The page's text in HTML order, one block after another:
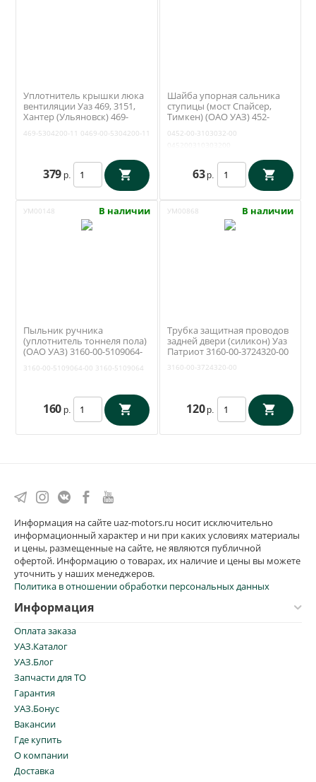
Уплотнитель крышки люка
вентиляции Уаз 469, 3151,
Хантер (Ульяновск) 469-
469-5304200-11 0469-00-5304200-11
379 р.
Шайба упорная сальника
ступицы (мост Спайсер,
Тимкен) (ОАО УАЗ) 452-
0452-00-3103032-00
63 р.
УМ00148 В наличии
Пыльник ручника
(уплотнитель тоннеля пола)
(ОАО УАЗ) 3160-00-5109064-
3160-00-5109064-00 3160-5109064
160 р.
УМ00868 В наличии
Трубка защитная проводов
задней двери (силикон) Уаз
Патриот 3160-00-3724320-00
3160-00-3724320-00
120 р.
Информация на сайте uaz-motors.ru носит исключительно
информационный характер и ни при каких условиях материалы
и цены, размещенные на сайте, не являются публичной
офертой. Информацию о товарах, их наличие и цены вы можете
уточнить у наших менеджеров.
Политика в отношении обработки персональных данных
Информация
Оплата заказа
УАЗ.Каталог
УАЗ.Блог
Запчасти для ТО
Гарантия
УАЗ.Бонус
Вакансии
Где купить
О компании
Доставка